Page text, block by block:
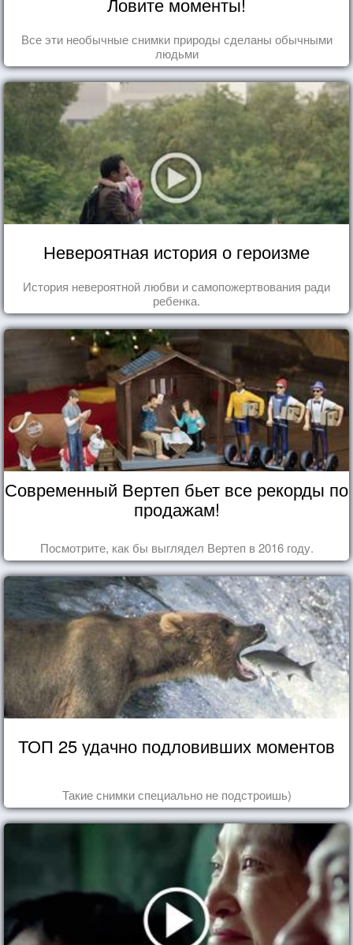
Все эти необычные снимки природы сделаны обычными
людьми
Невероятная история о героизме
История невероятной любви и самопожертвования ради
ребенка.
Современный Вертеп бьет все рекорды по
продажам!
Посмотрите, как бы выглядел Вертеп в 2016 году.
ТОП 25 удачно подловивших моментов
Такие снимки специально не подстроишь)